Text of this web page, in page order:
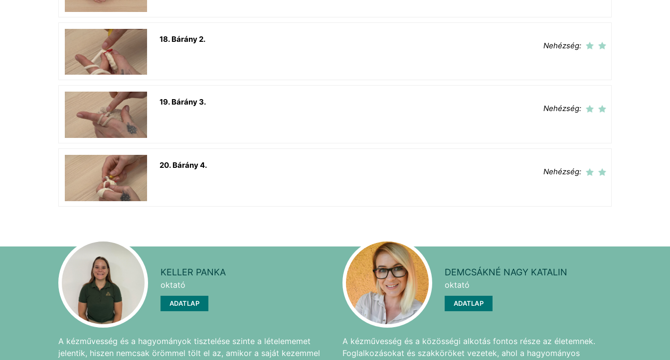
18. Bárány 2.
Nehézség:
19. Bárány 3.
Nehézség:
20. Bárány 4.
Nehézség:
KELLER PANKA
oktató
ADATLAP
A kézművesség és a hagyományok tisztelése szinte a lételememet
jelentik, hiszen nemcsak örömmel tölt el az, amikor a saját kezemmel
DEMCSÁKNÉ NAGY KATALIN
oktató
ADATLAP
A kézművesség és a közösségi alkotás fontos része az életemnek.
Foglalkozásokat és szakköröket vezetek, ahol a hagyományos